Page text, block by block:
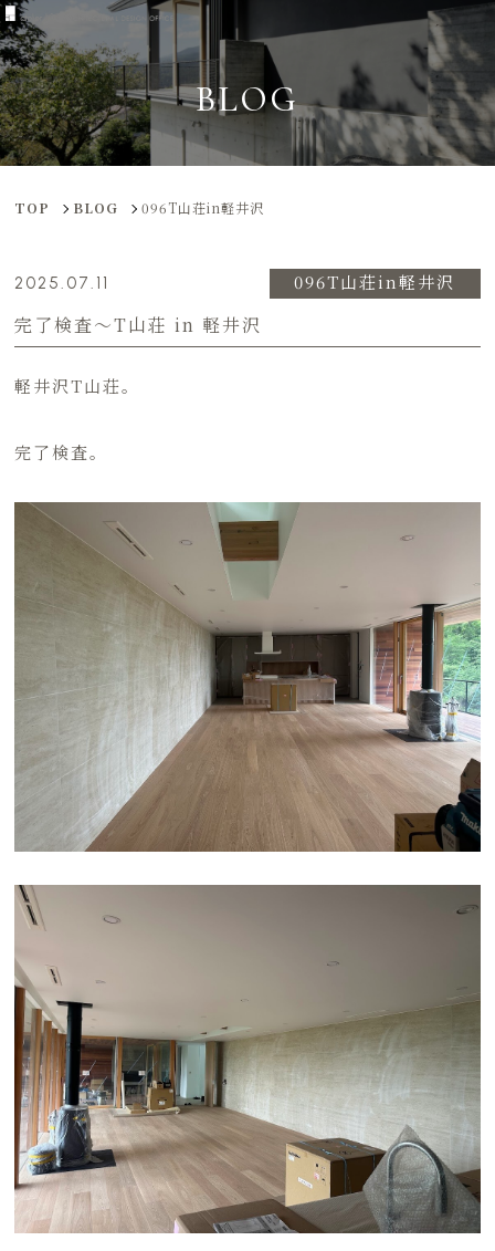
BLOG
TOP BLOG 096T山荘in軽井沢
2025.07.11 096T山荘in軽井沢
完了検査～T山荘 in 軽井沢
軽井沢T山荘。
完了検査。